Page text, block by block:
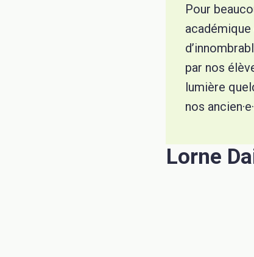
Pour
académique
par nos
lumière
nos
Lorne